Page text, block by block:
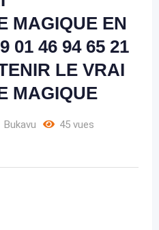
MAGIQUE EN
01 46 94 65 21
LE VRAI
MAGIQUE
Bukavu 45 vues